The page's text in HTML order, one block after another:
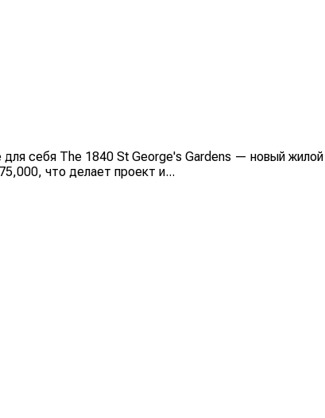
себя The 1840 St George's Gardens — новый
что делает проект и...